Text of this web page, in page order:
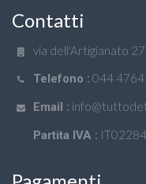
Contatti
via dell'Artigianato
Telefono : 044
Email :
Partita IVA :